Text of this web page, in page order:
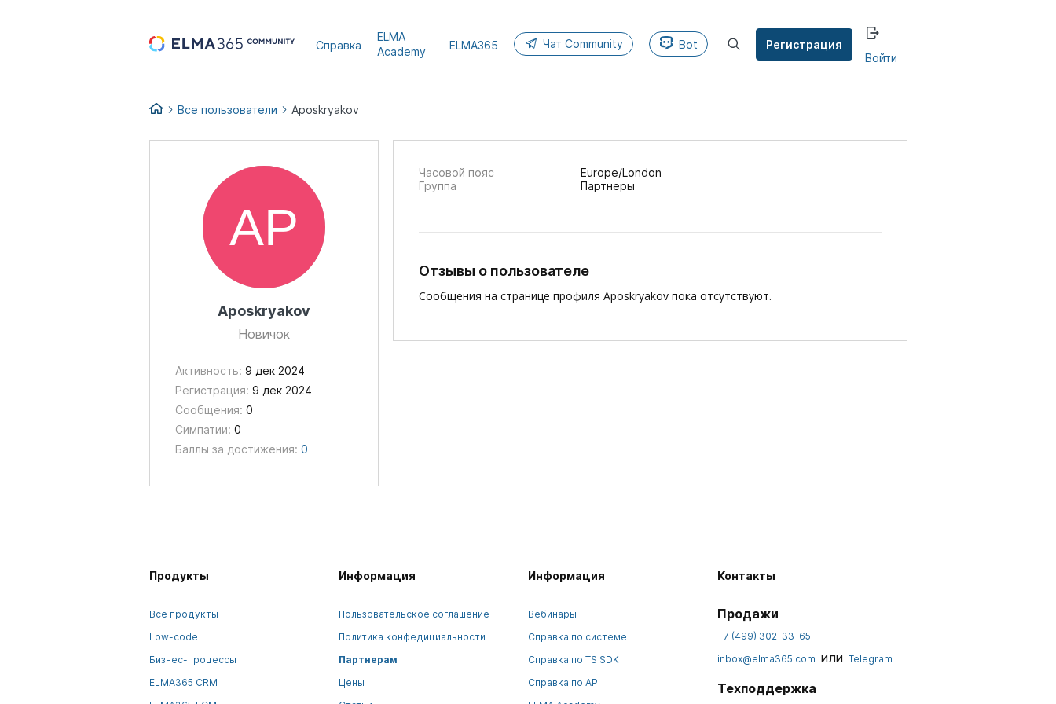
Справка
ELMA
Academy
ELMA365 Чат Community Bot
Регистрация
Войти
Все пользователи Aposkryakov
Aposkryakov
Новичок
Активность: 9 дек 2024
Регистрация: 9 дек 2024
Сообщения: 0
Симпатии: 0
Баллы за достижения: 0
Часовой пояс
Europe/London
Группа
Партнеры
Отзывы о пользователе
Сообщения на странице профиля Aposkryakov пока отсутствуют.
Продукты
Все продукты
Low-code
Бизнес-процессы
ELMA365 CRM
Информация
Пользовательское соглашение
Политика конфедициальности
Партнерам
Цены
Информация
Вебинары
Справка по системе
Справка по TS SDK
Справка по API
Контакты
Продажи
+7 (499) 302-33-65
inbox@elma365.com или Telegram
Техподдержка